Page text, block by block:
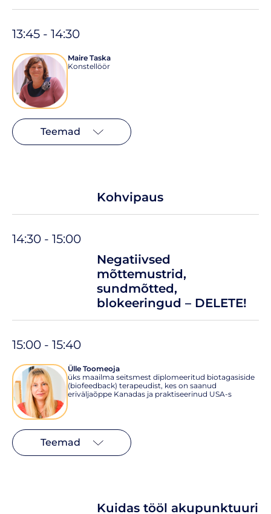
13:45 - 14:30
Maire Taska
Konstellöör
Teemad
Kohvipaus
14:30 - 15:00
Negatiivsed
mõttemustrid,
sundmõtted,
blokeeringud – DELETE!
15:00 - 15:40
Ülle Toomeoja
üks maailma seitsmest diplomeeritud biotagasiside
(biofeedback) terapeudist, kes on saanud
eriväljaõppe Kanadas ja praktiseerinud USA-s
Teemad
Kuidas tööl akupunktuuri